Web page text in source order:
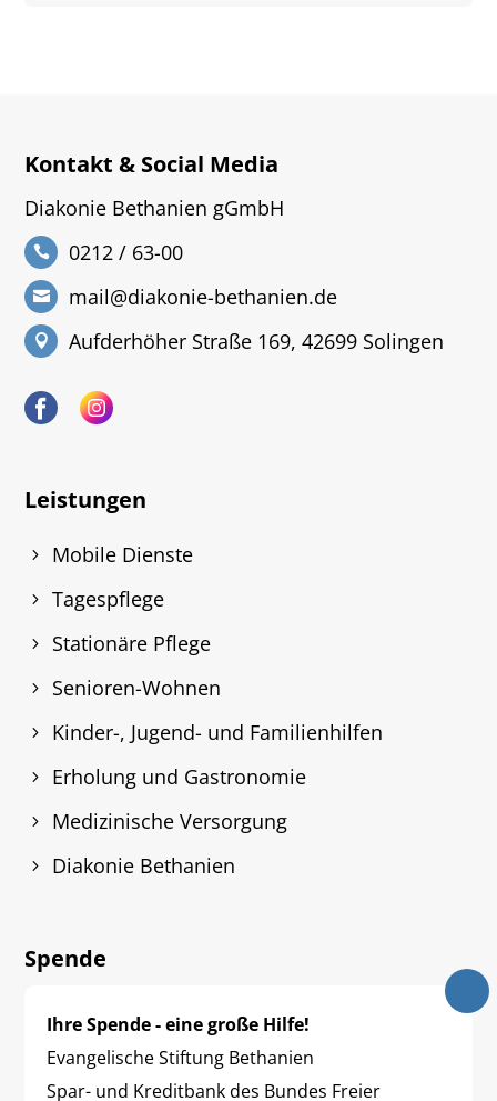
Kontakt & Social Media
Diakonie Bethanien gGmbH
0212 / 63-00
mail@diakonie-bethanien.de
Aufderhöher Straße 169, 42699 Solingen
Leistungen
Mobile Dienste
Tagespflege
Stationäre Pflege
Senioren-Wohnen
Kinder-, Jugend- und Familienhilfen
Erholung und Gastronomie
Medizinische Versorgung
Diakonie Bethanien
Spende
Ihre Spende - eine große Hilfe!
Evangelische Stiftung Bethanien
Spar- und Kreditbank des Bundes Freier